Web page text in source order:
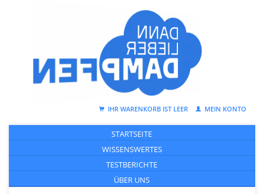
IHR WARENKORB IST LEER MEIN KONTO
STARTSEITE
WISSENSWERTES
TESTBERICHTE
ÜBER UNS